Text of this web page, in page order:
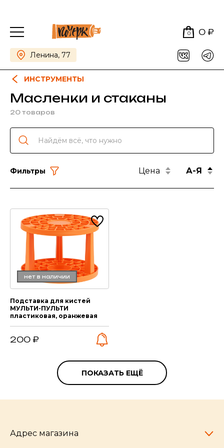
0 0 ₽
Ленина, 77
ИНСТРУМЕНТЫ
Масленки и стаканы
20 товаров
Фильтры Цена А-Я
нет в наличии
Подставка для кистей
МУЛЬТИ-ПУЛЬТИ
пластиковая, оранжевая
200 ₽
ПОКАЗАТЬ ЕЩЁ
Адрес магазина